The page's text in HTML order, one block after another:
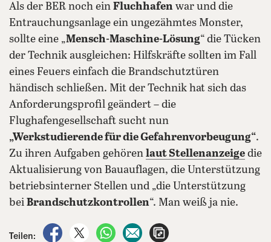
Als der BER noch ein Fluchhafen war und die
Entrauchungsanlage ein ungezähmtes Monster,
sollte eine „Mensch-Maschine-Lösung“ die Tücken
der Technik ausgleichen: Hilfskräfte sollten im Fall
eines Feuers einfach die Brandschutztüren
händisch schließen. Mit der Technik hat sich das
Anforderungsprofil geändert – die
Flughafengesellschaft sucht nun
„Werkstudierende für die Gefahrenvorbeugung“.
Zu ihren Aufgaben gehören laut Stellenanzeige die
Aktualisierung von Bauauflagen, die Unterstützung
betriebsinterner Stellen und „die Unterstützung
bei Brandschutzkontrollen“. Man weiß ja nie.
Teilen:
auf Facebook teilen
auf X teilenper WhatsApp teilen
per E-Mail teilen